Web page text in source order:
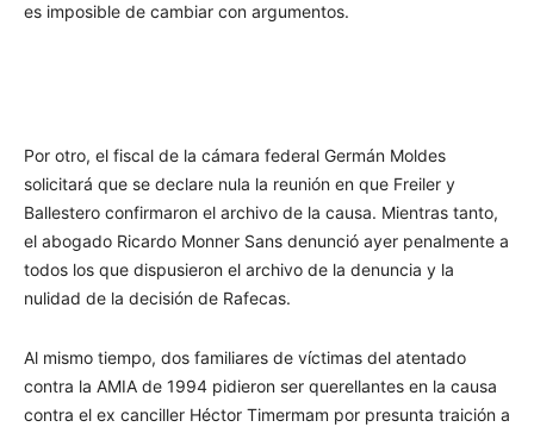
es imposible de cambiar con argumentos.
Por otro, el fiscal de la cámara federal Germán Moldes
solicitará que se declare nula la reunión en que Freiler y
Ballestero confirmaron el archivo de la causa. Mientras tanto,
el abogado Ricardo Monner Sans denunció ayer penalmente a
todos los que dispusieron el archivo de la denuncia y la
nulidad de la decisión de Rafecas.
Al mismo tiempo, dos familiares de víctimas del atentado
contra la AMIA de 1994 pidieron ser querellantes en la causa
contra el ex canciller Héctor Timermam por presunta traición a